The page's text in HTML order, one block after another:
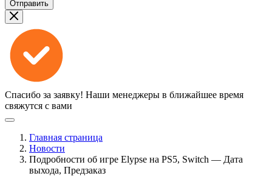
Отправить
Спасибо за заявку! Наши менеджеры в ближайшее время
свяжутся с вами
Главная страница
Новости
Подробности об игре Elypse на PS5, Switch — Дата
выхода, Предзаказ